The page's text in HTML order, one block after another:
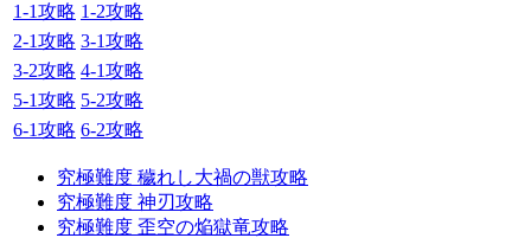
1-1攻略 1-2攻略
2-1攻略 3-1攻略
3-2攻略 4-1攻略
5-1攻略 5-2攻略
6-1攻略 6-2攻略
究極難度 穢れし大禍の獣攻略
究極難度 神刃攻略
究極難度 歪空の焔獄竜攻略